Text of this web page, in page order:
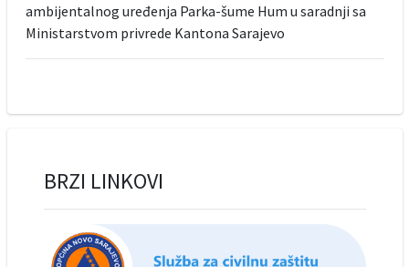
ambijentalnog uređenja Parka-šume Hum u saradnji sa
Ministarstvom privrede Kantona Sarajevo
BRZI LINKOVI